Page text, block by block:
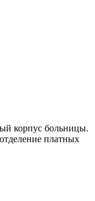
корпус больницы.
платных